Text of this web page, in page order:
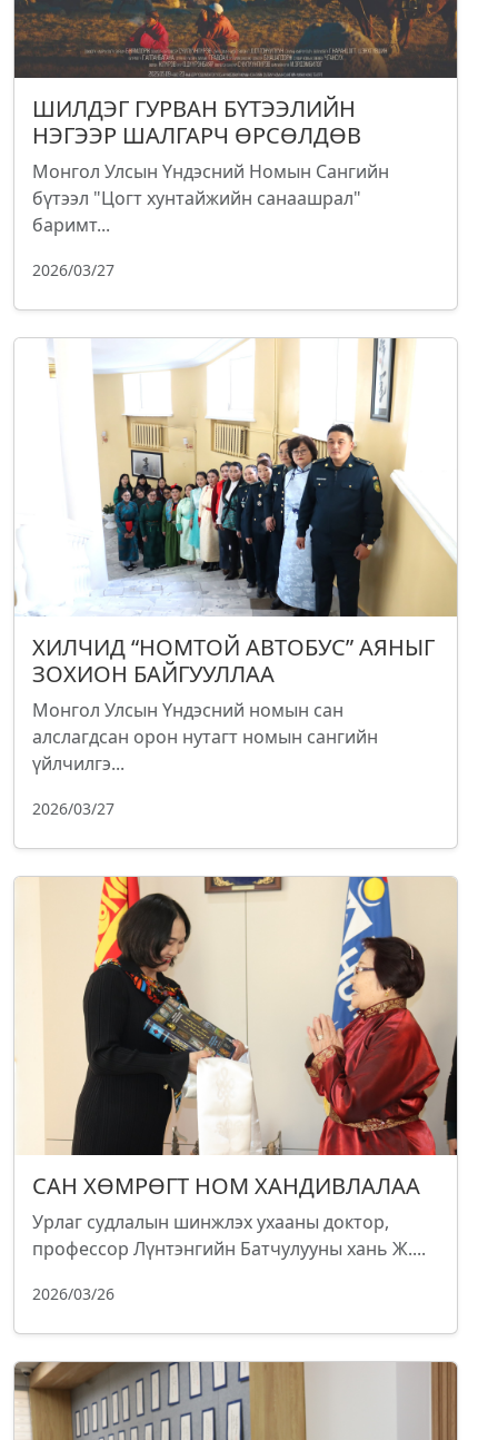
ШИЛДЭГ ГУРВАН БҮТЭЭЛИЙН
НЭГЭЭР ШАЛГАРЧ ӨРСӨЛДӨВ
Монгол Улсын Үндэсний Номын Сангийн
бүтээл "Цогт хунтайжийн санаашрал"
баримт...
2026/03/27
ХИЛЧИД “НОМТОЙ АВТОБУС” АЯНЫГ
ЗОХИОН БАЙГУУЛЛАА
Монгол Улсын Үндэсний номын сан
алслагдсан орон нутагт номын сангийн
үйлчилгэ...
2026/03/27
САН ХӨМРӨГТ НОМ ХАНДИВЛАЛАА
Урлаг судлалын шинжлэх ухааны доктор,
профессор Лүнтэнгийн Батчулууны хань Ж....
2026/03/26